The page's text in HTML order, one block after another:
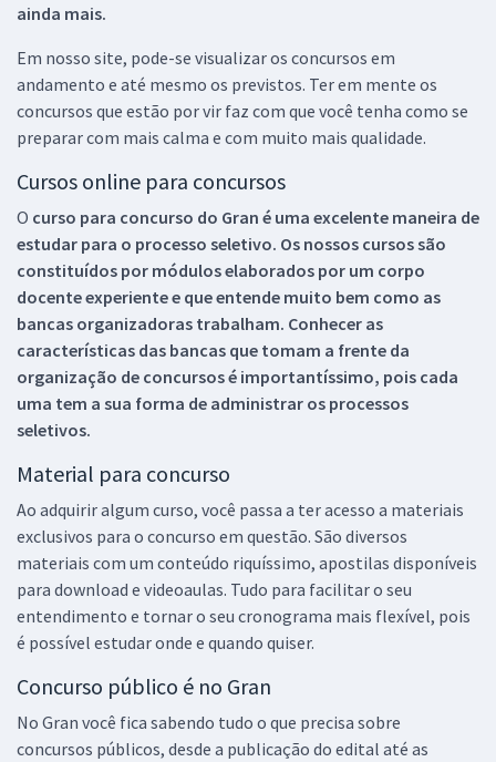
ainda mais.
Em nosso site, pode-se visualizar os concursos em
andamento e até mesmo os previstos. Ter em mente os
concursos que estão por vir faz com que você tenha como se
preparar com mais calma e com muito mais qualidade.
Cursos online para concursos
O curso para concurso do Gran é uma excelente maneira de
estudar para o processo seletivo. Os nossos cursos são
constituídos por módulos elaborados por um corpo
docente experiente e que entende muito bem como as
bancas organizadoras trabalham. Conhecer as
características das bancas que tomam a frente da
organização de concursos é importantíssimo, pois cada
uma tem a sua forma de administrar os processos
seletivos.
Material para concurso
Ao adquirir algum curso, você passa a ter acesso a materiais
exclusivos para o concurso em questão. São diversos
materiais com um conteúdo riquíssimo, apostilas disponíveis
para download e videoaulas. Tudo para facilitar o seu
entendimento e tornar o seu cronograma mais flexível, pois
é possível estudar onde e quando quiser.
Concurso público é no Gran
No Gran você fica sabendo tudo o que precisa sobre
concursos públicos, desde a publicação do edital até as